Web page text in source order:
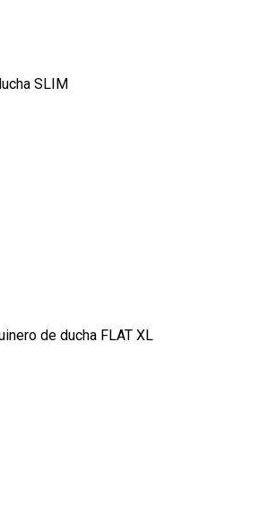
SLIM
de ducha FLAT XL